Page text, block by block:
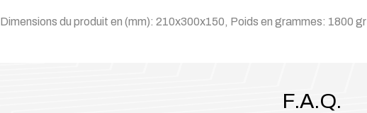
Dimensions du produit en (mm): 210x300x150, Poids en grammes: 1800 gr
F.A.Q.